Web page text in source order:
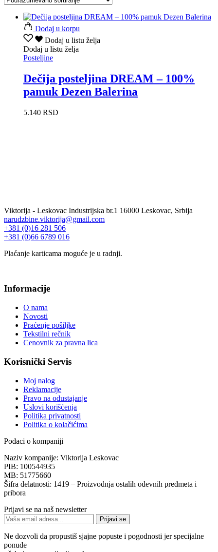
Dodaj u korpu
Dodaj u listu želja
Dodaj u listu želja
Posteljine
Dečija posteljina DREAM – 100%
pamuk Dezen Balerina
5.140 RSD
Viktorija - Leskovac Industrijska br.1 16000 Leskovac, Srbija
narudzbine.viktorija@gmail.com
+381 (0)16 281 506
+381 (0)66 6789 016
Plaćanje karticama moguće je u radnji.
Informacije
O nama
Novosti
Praćenje pošiljke
Tekstilni rečnik
Cenovnik za pravna lica
Korisnički Servis
Moj nalog
Reklamacije
Pravo na odustajanje
Uslovi korišćenja
Politika privatnosti
Politika o kolačićima
Podaci o kompaniji
Naziv kompanije: Viktorija Leskovac
PIB: 100544935
MB: 51775660
Šifra delatnosti: 1419 – Proizvodnja ostalih odevnih predmeta i
pribora
Prijavi se na naš newsletter
Prijavi se
Ne dozvoli da propustiš sjajne popuste i pogodnosti jer specijalne
ponude